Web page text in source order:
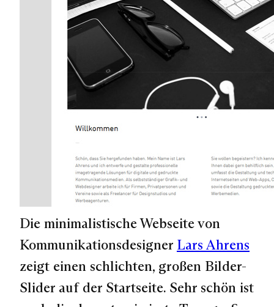
Die minimalistische Webseite von
Kommunikationsdesigner Lars Ahrens
zeigt einen schlichten, großen Bilder-
Slider auf der Startseite. Sehr schön ist